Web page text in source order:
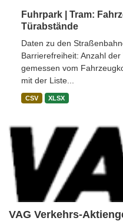
VAG Verkehrs-
Fuhrpark | Tram:
Türabstände
Daten zu den
Barrierefreiheit: Anzahl
gemessen vom
mit der Liste...
CSV XLSX